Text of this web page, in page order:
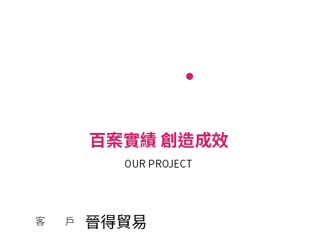
百案實績 創造成效
OUR PROJECT
客 戶 晉得貿易